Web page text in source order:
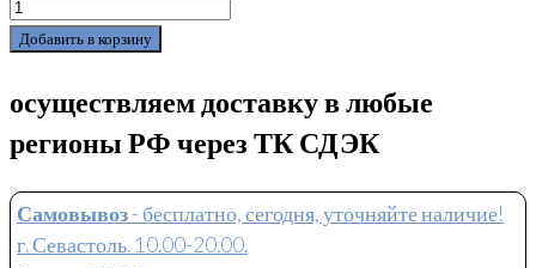
Добавить в корзину
осуществляем доставку в любые
регионы РФ через ТК СДЭК
Самовывоз- бесплатно, сегодня, уточняйте наличие!
г. Севастоль. 10.00-20.00.